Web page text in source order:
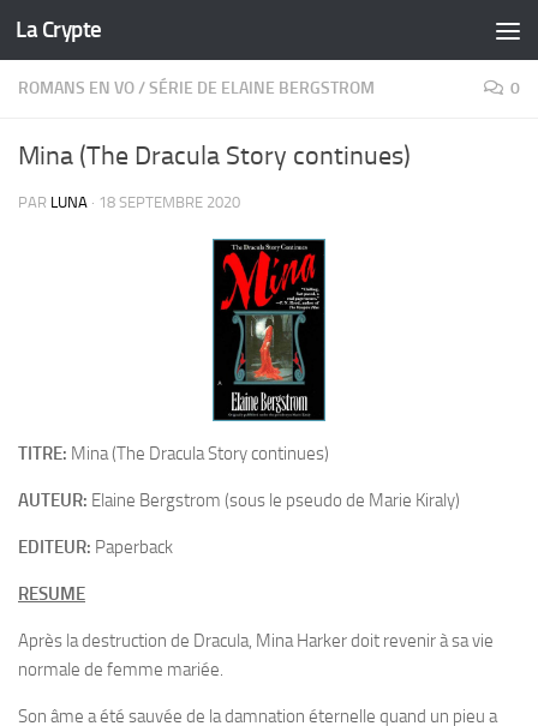
Skip to content
La Crypte
ROMANS EN VO/SÉRIE DE ELAINE BERGSTROM 0
Mina (The Dracula Story continues)
PAR LUNA · 18 SEPTEMBRE 2020
TITRE: Mina (The Dracula Story continues)
AUTEUR: Elaine Bergstrom (sous le pseudo de Marie Kiraly)
EDITEUR: Paperback
RESUME
Après la destruction de Dracula, Mina Harker doit revenir à sa vie
normale de femme mariée.
Son âme a été sauvée de la damnation éternelle quand un pieu a